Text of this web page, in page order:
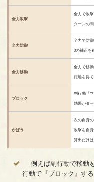
全力攻撃
全力で攻
ターンの
全力防御
全力で防
0の補正を
全力移動
全力で移
距離を得
ブロック
副行動『
効果がタ
かばう
次の自身
攻撃を自
算出だけ
例えば副行動で移動
行動で『ブロック』する